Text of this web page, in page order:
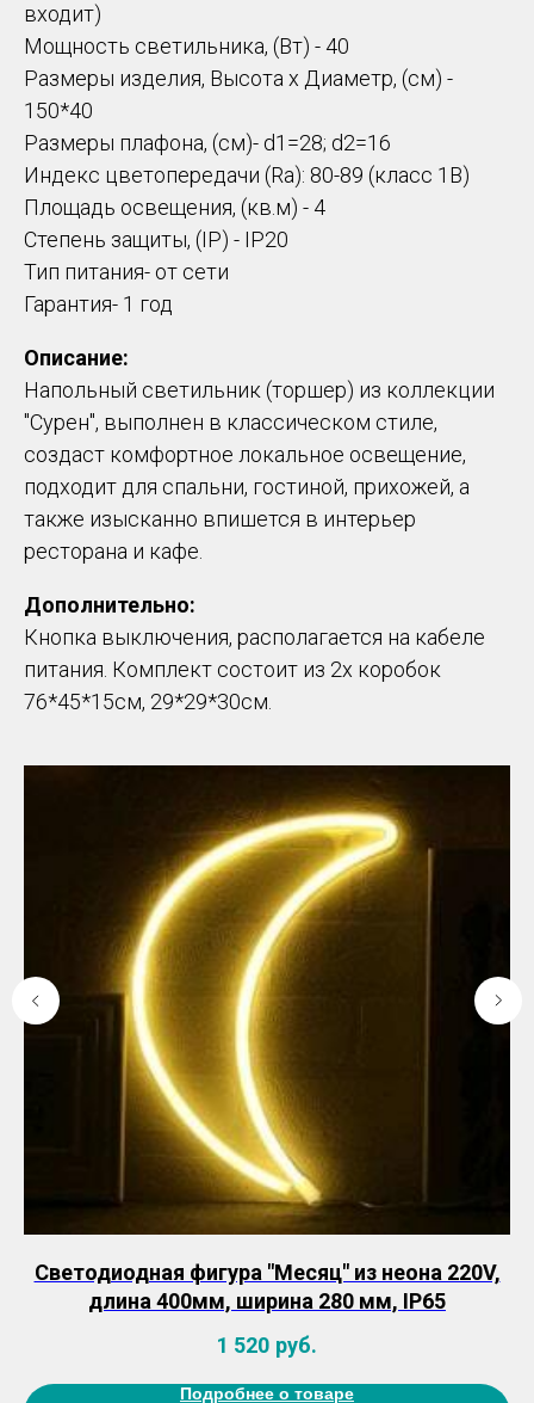
входит)
Мощность светильника, (Вт) - 40
Размеры изделия, Высота х Диаметр, (см) -
150*40
Размеры плафона, (см)- d1=28; d2=16
Индекс цветопередачи (Ra): 80-89 (класс 1B)
Площадь освещения, (кв.м) - 4
Степень защиты, (IP) - IP20
Тип питания- от сети
Гарантия- 1 год
Описание:
Напольный светильник (торшер) из коллекции
"Сурен", выполнен в классическом стиле,
создаст комфортное локальное освещение,
подходит для спальни, гостиной, прихожей, а
также изысканно впишется в интерьер
ресторана и кафе.
Дополнительно:
Кнопка выключения, располагается на кабеле
питания. Комплект состоит из 2х коробок
76*45*15см, 29*29*30см.
Светодиодная фигура "Месяц" из неона 220V,
длина 400мм, ширина 280 мм, IP65
1 520 руб.
Подробнее о товаре